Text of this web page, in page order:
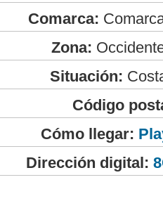
Comarca:
Zona:
Situación:
Código
Cómo llegar:
Dirección digital: